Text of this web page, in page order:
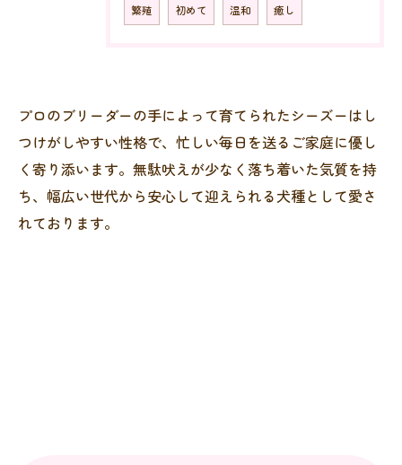
繁殖 初めて 温和 癒し
プロのブリーダーの手によって育てられたシーズーはし
つけがしやすい性格で、忙しい毎日を送るご家庭に優し
く寄り添います。無駄吠えが少なく落ち着いた気質を持
ち、幅広い世代から安心して迎えられる犬種として愛さ
れております。